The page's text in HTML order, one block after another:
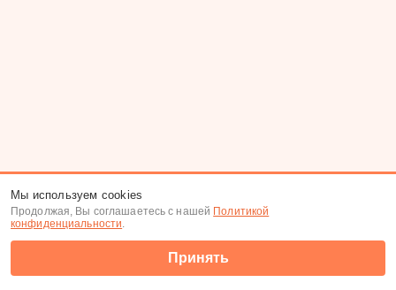
Мы используем cookies
Продолжая, Вы соглашаетесь с нашей Политикой
конфиденциальности.
Принять